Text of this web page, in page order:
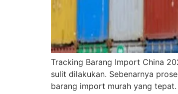
Tracking Barang Import China
sulit dilakukan. Sebenarnya
barang import murah yang